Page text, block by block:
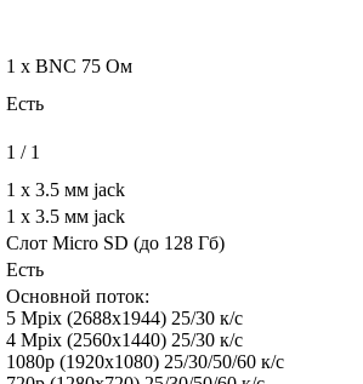
1 x BNC 75 Ом
Есть
1 / 1
1 х 3.5 мм jack
1 х 3.5 мм jack
Слот Micro SD (до 128 Гб)
Есть
Основной поток:
5 Mpix (2688x1944) 25/30 к/с
4 Mpix (2560x1440) 25/30 к/с
1080p (1920x1080) 25/30/50/60 к/с